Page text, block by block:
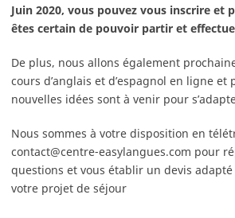
Juin 2020, vous pouvez vous inscrire et
êtes certain de pouvoir partir et
De plus, nous allons également
cours d’anglais et d’espagnol en ligne et
nouvelles idées sont à venir pour
Nous sommes à votre disposition en
contact@centre-easylangues.com pour
questions et vous établir un devis adapté
votre projet de séjour